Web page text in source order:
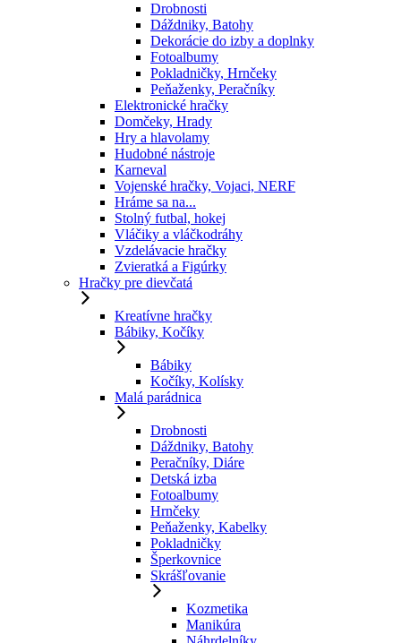
Drobnosti
Dáždniky, Batohy
Dekorácie do izby a doplnky
Fotoalbumy
Pokladničky, Hrnčeky
Peňaženky, Peračníky
Elektronické hračky
Domčeky, Hrady
Hry a hlavolamy
Hudobné nástroje
Karneval
Vojenské hračky, Vojaci, NERF
Hráme sa na...
Stolný futbal, hokej
Vláčiky a vláčkodráhy
Vzdelávacie hračky
Zvieratká a Figúrky
Hračky pre dievčatá
Kreatívne hračky
Bábiky, Kočíky
Bábiky
Kočíky, Kolísky
Malá parádnica
Drobnosti
Dáždniky, Batohy
Peračníky, Diáre
Detská izba
Fotoalbumy
Hrnčeky
Peňaženky, Kabelky
Pokladničky
Šperkovnice
Skrášľovanie
Kozmetika
Manikúra